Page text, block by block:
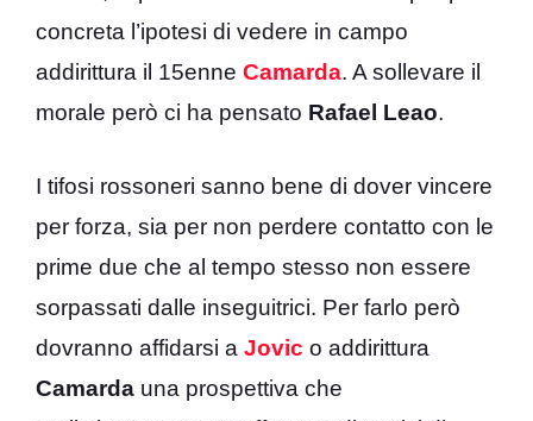
concreta l’ipotesi di vedere in campo
addirittura il 15enne Camarda. A sollevare il
morale però ci ha pensato Rafael Leao.
I tifosi rossoneri sanno bene di dover vincere
per forza, sia per non perdere contatto con le
prime due che al tempo stesso non essere
sorpassati dalle inseguitrici. Per farlo però
dovranno affidarsi a Jovic o addirittura
Camarda una prospettiva che